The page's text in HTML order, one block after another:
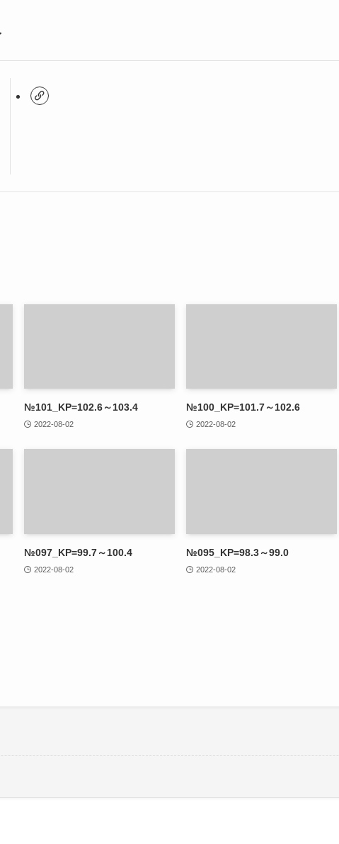
№101_KP=102.6～103.4
2022-08-02
№100_KP=101.7～102.6
2022-08-02
№097_KP=99.7～100.4
2022-08-02
№095_KP=98.3～99.0
2022-08-02